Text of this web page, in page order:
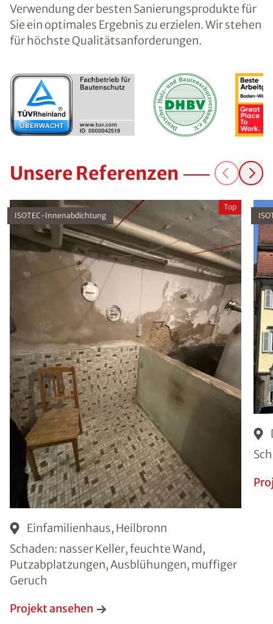
Verwendung der besten Sanierungsprodukte für
Sie ein optimales Ergebnis zu erzielen. Wir stehen
für höchste Qualitätsanforderungen.
Unsere Referenzen
ISOTEC-Innenabdichtung
Top
Einfamilienhaus, Heilbronn
Schaden: nasser Keller, feuchte Wand,
Putzabplatzungen, Ausblühungen, muffiger
Geruch
Projekt ansehen